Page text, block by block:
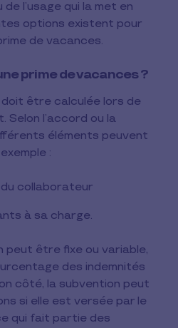
l’usage qui la met en
options existent pour
de vacances.
prime de vacances ?
être calculée lors de
Selon l’accord ou la
éléments peuvent
:
collaborateur
à sa charge.
peut être fixe ou variable,
des indemnités
côté, la subvention peut
si elle est versée par le
qui fait partie des